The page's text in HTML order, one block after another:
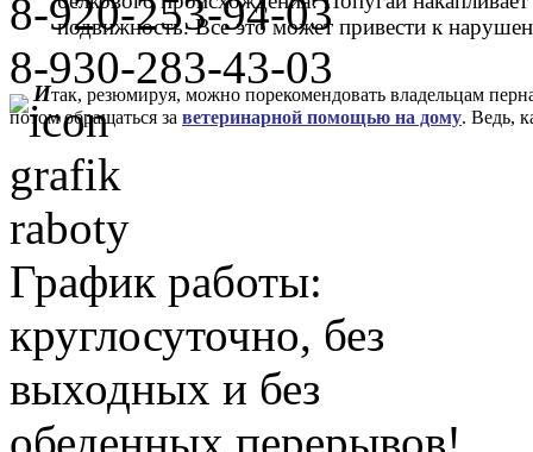
подвижность. Все это может привести к
Итак, резюмируя, можно порекомендовать владельцам
потом обращаться за ветеринарной помощью на дому. Ведь,
8-920-253-94-03
8-930-283-43-03
График работы:
круглосуточно, без
выходных и без